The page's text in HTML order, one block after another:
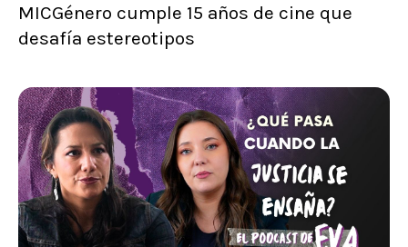
MICGénero cumple 15 años de cine que
desafía estereotipos